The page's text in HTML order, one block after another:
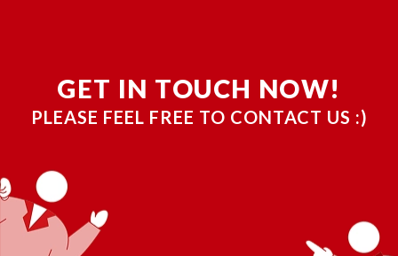
GET IN TOUCH NOW!
PLEASE FEEL FREE TO CONTACT US :)